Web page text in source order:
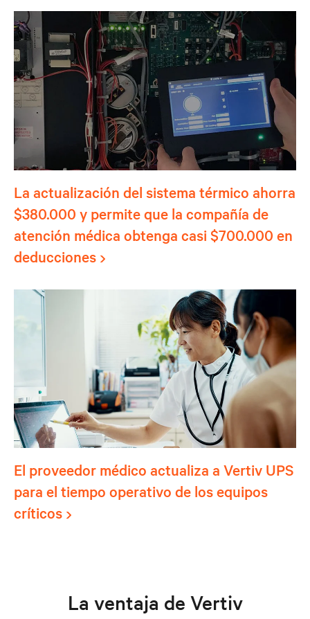
La actualización del sistema térmico ahorra
$380.000 y permite que la compañía de
atención médica obtenga casi $700.000 en
deducciones
El proveedor médico actualiza a Vertiv UPS
para el tiempo operativo de los equipos
críticos
La ventaja de Vertiv